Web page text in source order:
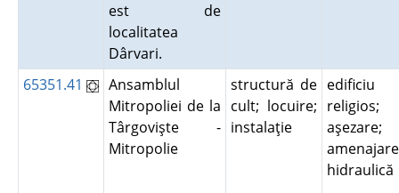
est de
localitatea
Dârvari.
65351.41
Ansamblul
Mitropoliei de la
Târgovişte -
Mitropolie
structură de
cult; locuire;
instalaţie
edificiu
religios;
aşezare;
amenajare